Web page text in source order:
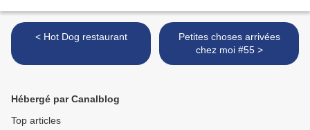
< Hot Dog restaurant
Petites choses arrivées
chez moi #55 >
Hébergé par Canalblog
Top articles